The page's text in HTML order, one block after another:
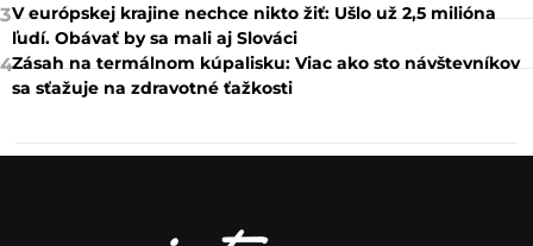
3V európskej krajine nechce nikto žiť: Ušlo už 2,5 milióna
ľudí. Obávať by sa mali aj Slováci
4Zásah na termálnom kúpalisku: Viac ako sto návštevníkov
sa sťažuje na zdravotné ťažkosti